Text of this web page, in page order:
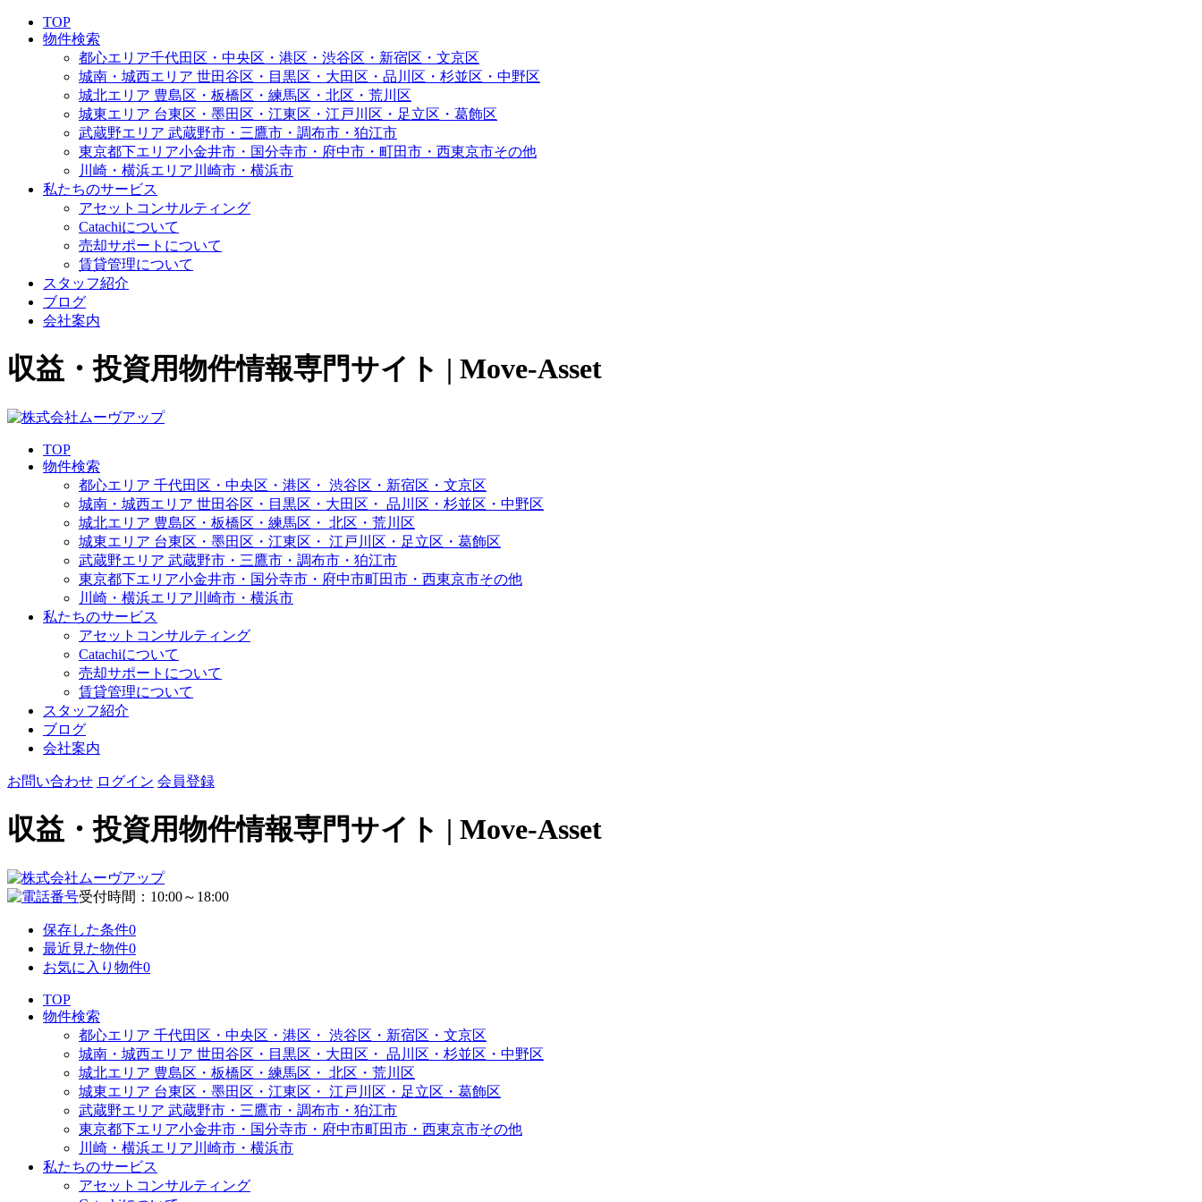
TOP
物件検索
都心エリア千代田区・中央区・港区・渋谷区・新宿区・文京区
城南・城西エリア 世田谷区・目黒区・大田区・品川区・杉並区・中野区
城北エリア 豊島区・板橋区・練馬区・北区・荒川区
城東エリア 台東区・墨田区・江東区・江戸川区・足立区・葛飾区
武蔵野エリア 武蔵野市・三鷹市・調布市・狛江市
東京都下エリア小金井市・国分寺市・府中市・町田市・西東京市その他
川崎・横浜エリア 川崎市・横浜市
私たちのサービス
アセットコンサルティング
Catachiについて
売却サポートについて
賃貸管理について
スタッフ紹介
ブログ
会社案内
収益・投資用物件情報専門サイト | Move-Asset
TOP
物件検索
都心エリア 千代田区・中央区・港区・ 渋谷区・新宿区・文京区
城南・城西エリア 世田谷区・目黒区・大田区・ 品川区・杉並区・中野区
城北エリア 豊島区・板橋区・練馬区・ 北区・荒川区
城東エリア 台東区・墨田区・江東区・ 江戸川区・足立区・葛飾区
武蔵野エリア 武蔵野市・三鷹市・調布市・ 狛江市
東京都下エリア小金井市・国分寺市・府中市町田市・西東京市その他
川崎・横浜エリア 川崎市・横浜市
私たちのサービス
アセットコンサルティング
Catachiについて
売却サポートについて
賃貸管理について
スタッフ紹介
ブログ
会社案内
お問い合わせ ログイン 会員登録
収益・投資用物件情報専門サイト | Move-Asset
受付時間：10:00～18:00
保存した条件0
最近見た物件0
お気に入り物件0
TOP
物件検索
都心エリア 千代田区・中央区・港区・ 渋谷区・新宿区・文京区
城南・城西エリア 世田谷区・目黒区・大田区・ 品川区・杉並区・中野区
城北エリア 豊島区・板橋区・練馬区・ 北区・荒川区
城東エリア 台東区・墨田区・江東区・ 江戸川区・足立区・葛飾区
武蔵野エリア 武蔵野市・三鷹市・調布市・ 狛江市
東京都下エリア小金井市・国分寺市・府中市町田市・西東京市その他
川崎・横浜エリア 川崎市・横浜市
私たちのサービス
アセットコンサルティング